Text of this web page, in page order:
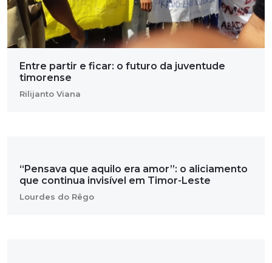
Entre partir e ficar: o futuro da juventude
timorense
Rilijanto Viana
“Pensava que aquilo era amor”: o aliciamento
que continua invisível em Timor-Leste
Lourdes do Rêgo